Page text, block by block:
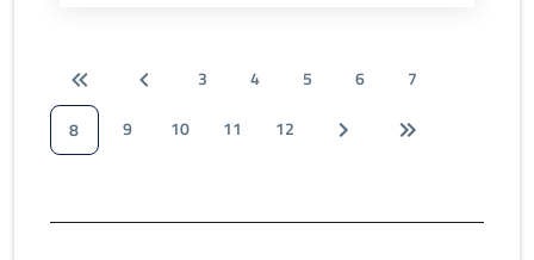
3 4 5 6
7
8
9 10 11 12